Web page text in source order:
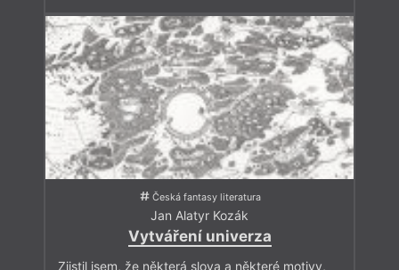
Česká fantasy literatura
Jan Alatyr Kozák
Vytváření univerza
Zjistil jsem, že některá slova a některé motivy,